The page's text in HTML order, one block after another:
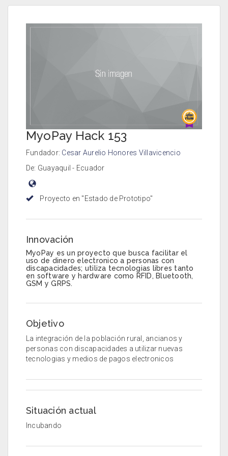
MyoPay Hack 153
Fundador: Cesar Aurelio Honores Villavicencio
De: Guayaquil - Ecuador
Proyecto en "Estado de Prototipo"
Innovación
MyoPay es un proyecto que busca facilitar el
uso de dinero electronico a personas con
discapacidades; utiliza tecnologias libres tanto
en software y hardware como RFID, Bluetooth,
GSM y GRPS.
Objetivo
La integración de la población rural, ancianos y
personas con discapacidades a utilizar nuevas
tecnologias y medios de pagos electronicos
Situación actual
Incubando